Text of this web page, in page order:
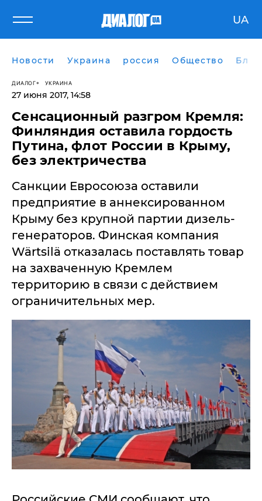
UA
Новости Украина россия Общество
ДИАЛОГ УКРАИНА
27 июня 2017, 14:58
Сенсационный разгром Кремля:
Финляндия оставила гордость
Путина, флот России в Крыму,
без электричества
​Санкции Евросоюза оставили
предприятие в аннексированном
Крыму без крупной партии дизель-
генераторов. Финская компания
Wärtsilä отказалась поставлять товар
на захваченную Кремлем
территорию в связи с действием
ограничительных мер.